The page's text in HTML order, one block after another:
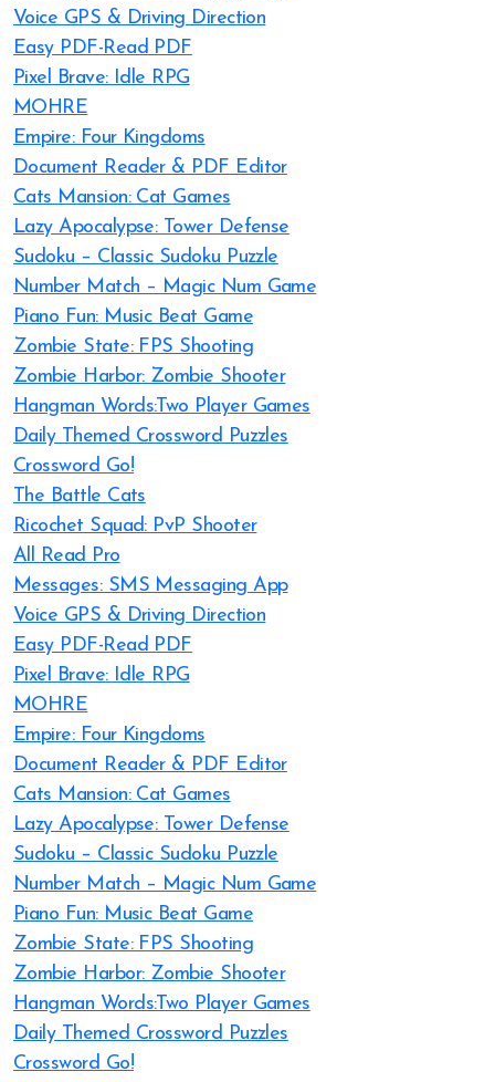
Voice GPS & Driving Direction
Easy PDF-Read PDF
Pixel Brave: Idle RPG
MOHRE
Empire: Four Kingdoms
Document Reader & PDF Editor
Cats Mansion: Cat Games
Lazy Apocalypse: Tower Defense
Sudoku – Classic Sudoku Puzzle
Number Match – Magic Num Game
Piano Fun: Music Beat Game
Zombie State: FPS Shooting
Zombie Harbor: Zombie Shooter
Hangman Words:Two Player Games
Daily Themed Crossword Puzzles
Crossword Go!
The Battle Cats
Ricochet Squad: PvP Shooter
All Read Pro
Messages: SMS Messaging App
Voice GPS & Driving Direction
Easy PDF-Read PDF
Pixel Brave: Idle RPG
MOHRE
Empire: Four Kingdoms
Document Reader & PDF Editor
Cats Mansion: Cat Games
Lazy Apocalypse: Tower Defense
Sudoku – Classic Sudoku Puzzle
Number Match – Magic Num Game
Piano Fun: Music Beat Game
Zombie State: FPS Shooting
Zombie Harbor: Zombie Shooter
Hangman Words:Two Player Games
Daily Themed Crossword Puzzles
Crossword Go!